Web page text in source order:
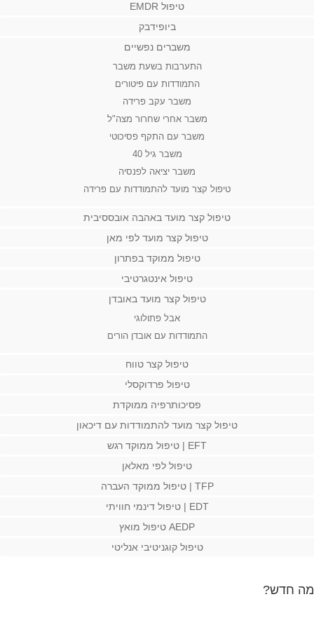
טיפול EMDR
ביופידבק
משברים נפשיים
התערבות בשעת משבר
התמודדות עם פיטורים
משבר עקב פרידה
משבר אחרי שחרור מצה"ל
משבר עם התקף פסיכוטי
משבר גיל 40
משבר יציאה לפנסיה
טיפול קצר מועד להתמודדות עם פרידה
טיפול קצר מועד באהבה אובססיבית
טיפול קצר מועד לפי מאן
טיפול ממוקד בפתרון
טיפול אינטגרטיבי
טיפול קצר מועד באובדן
אבל פתולוגי
התמודדות עם אובדן הורים
טיפול קצר טווח
טיפול פרדוקסלי
פסיכותרפיה ממוקדת
טיפול קצר מועד להתמודדות עם דיכאון
EFT | טיפול ממוקד רגש
טיפול לפי מאלאן
TFP | טיפול ממוקד העברה
EDT | טיפול דינמי חוויתי
AEDP טיפול מואץ
טיפול קוגניטיבי אנליטי
מה חדש?